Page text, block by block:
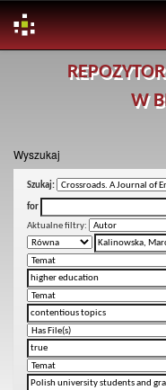
W
Wyszukaj
Szukaj:
for
Aktualne filtry: